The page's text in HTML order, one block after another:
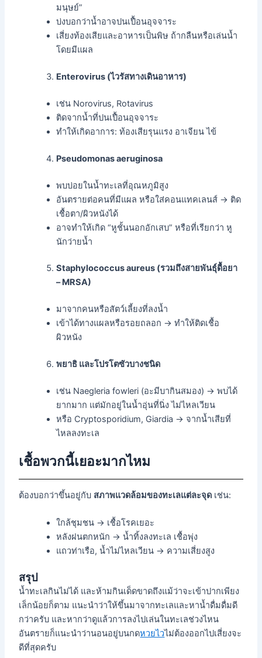
มนุษย์”
บ่งบอกว่าน้ำอาจปนเปื้อนอุจจาระ
เสี่ยงท้องเสียและอาหารเป็นพิษ ถ้ากลืนหรือเล่นน้ำ
โดยมีแผล
Enterovirus (ไวรัสทางเดินอาหาร)
เช่น Norovirus, Rotavirus
ติดจากน้ำที่ปนเปื้อนอุจจาระ
ทำให้เกิดอาการ: ท้องเสียรุนแรง อาเจียน ไข้
Pseudomonas aeruginosa
พบบ่อยในน้ำทะเลที่อุณหภูมิสูง
อันตรายต่อคนที่มีแผล หรือใส่คอนแทคเลนส์ → ติด
เชื้อตา/ผิวหนังได้
อาจทำให้เกิด “หูชั้นนอกอักเสบ” หรือที่เรียกว่า หู
นักว่ายน้ำ
Staphylococcus aureus (รวมถึงสายพันธุ์ดื้อยา
– MRSA)
มาจากคนหรือสัตว์เลี้ยงที่ลงน้ำ
เข้าได้ทางแผลหรือรอยถลอก → ทำให้ติดเชื้อ
ผิวหนัง
พยาธิ และโปรโตซัวบางชนิด
เช่น Naegleria fowleri (อะมีบากินสมอง) → พบได้
ยากมาก แต่มักอยู่ในน้ำอุ่นที่นิ่ง ไม่ไหลเวียน
หรือ Cryptosporidium, Giardia → จากน้ำเสียที่
ไหลลงทะเล
เชื้อพวกนี้เยอะมากไหม
ต้องบอกว่าขึ้นอยู่กับ สภาพแวดล้อมของทะเลแต่ละจุด เช่น:
ใกล้ชุมชน → เชื้อโรคเยอะ
หลังฝนตกหนัก → น้ำทิ้งลงทะเล เชื้อพุ่ง
แถวท่าเรือ, น้ำไม่ไหลเวียน → ความเสี่ยงสูง
สรุป
น้ำทะเลกินไม่ได้ และห้ามกินเด็ดขาดถึงแม้ว่าจะเข้าปากเพียง
เล็กน้อยก็ตาม แนะนำว่าให้ขึ้นมาจากทะเลและหาน้ำดื่มดื่มดี
กว่าครับ และหากว่าดูแล้วการลงไปเล่นในทะเลช่วงไหน
อันตรายก็แนะนำว่านอนอยู่บนกดหวยไวไม่ต้องออกไปเสี่ยงจะ
ดีที่สุดครับ